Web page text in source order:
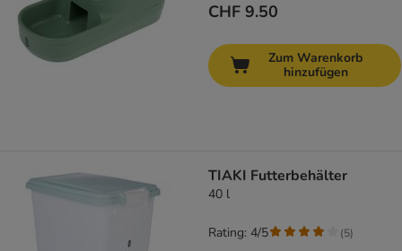
CHF 9.50
Zum Warenkorb
hinzufügen
TIAKI Futterbehälter
40 l
Rating: 4/5 (5)